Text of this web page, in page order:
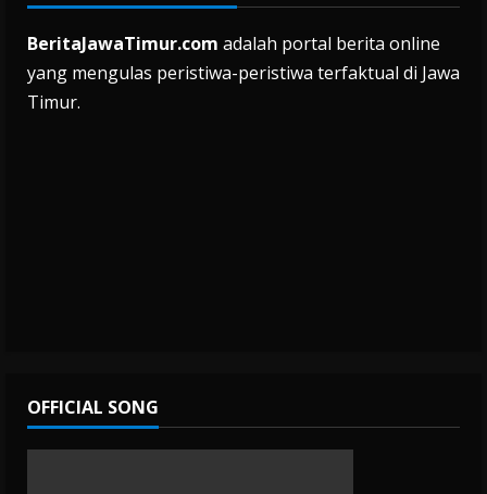
BeritaJawaTimur.com adalah portal berita online
yang mengulas peristiwa-peristiwa terfaktual di Jawa
Timur.
OFFICIAL SONG